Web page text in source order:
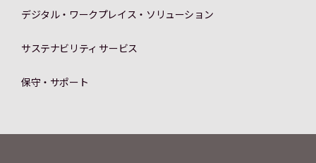
デジタル・ワークプレイス・ソリューション
サステナビリティ サービス
保守・サポート